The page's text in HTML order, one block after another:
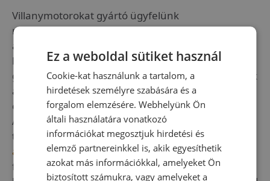
Villanymotorokat gyártó ügyfelünk
menedzsmentje döntött amellett, hogy az
adatgyűjtésre és elemzésre nagyobb hangsúlyt
helyez. Az adatgyűjtés révén azonosították a
gyártási folyamat lassabb szakaszait, ami nem csak
a termelési sebességet befolyásolta, hanem az
energiafogyasztást is, így a költségeket is növelte.
Az adatok alapján azonosítottuk azokat a
területeket, ahol a gyártás sebességét
automatizált gyártástámogató megoldások
fejlesztésével és bevezetésével gyorsíthatjuk. Az új
Ez a weboldal sütiket használ
Cookie-kat használunk a tartalom, a
hirdetések személyre szabására és a
forgalom elemzésére. Webhelyünk Ön
általi használatára vonatkozó
információkat megosztjuk hirdetési és
elemző partnereinkkel is, akik egyesíthetik
azokat más információkkal, amelyeket Ön
biztosított számukra, vagy amelyeket a